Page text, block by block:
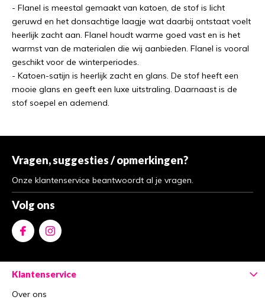
- Flanel is meestal gemaakt van katoen, de stof is licht
geruwd en het donsachtige laagje wat daarbij ontstaat voelt
heerlijk zacht aan. Flanel houdt warme goed vast en is het
warmst van de materialen die wij aanbieden. Flanel is vooral
geschikt voor de winterperiodes.
- Katoen-satijn is heerlijk zacht en glans. De stof heeft een
mooie glans en geeft een luxe uitstraling. Daarnaast is de
stof soepel en ademend.
Vragen, suggesties / opmerkingen?
Onze klantenservice beantwoordt al je vragen.
Volg ons
Klantenservice
Over ons